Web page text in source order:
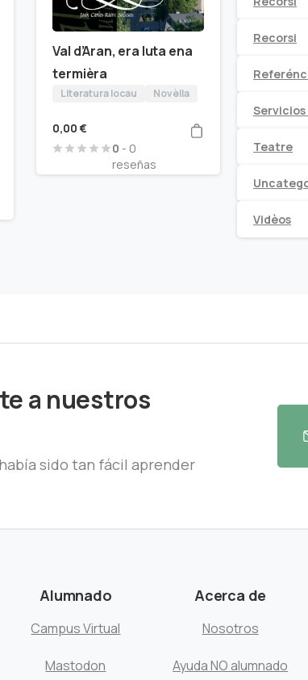
Val d’Aran, era luta ena
termièra
Literatura locau Novèlla
0,00 €
0 - 0
reseñas
Recorsi
Teatre
Vidèos
a nuestros
sido tan fácil aprender
Alumnado
Campus Virtual
Mastodon
Acerca de
Nosotros
Ayuda NO alumnado